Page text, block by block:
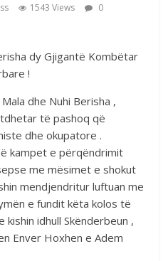
1543 Views
0
dy Gjigantë Kombëtar
!
dhe Nuhi Berisha ,
të pashoq që
dhe okupatore .
kampet e përqëndrimit
me mësimet e shokut
mendjendritur luftuan me
e fundit këta kolos të
idhull Skënderbeun ,
Enver Hoxhen e Adem